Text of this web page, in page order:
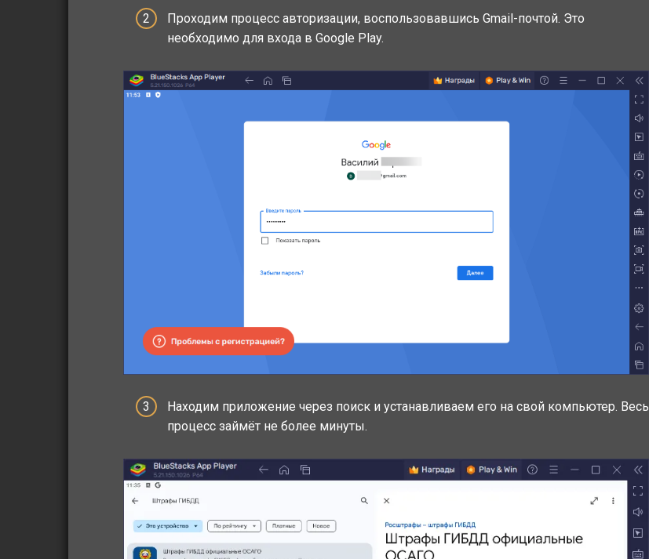
Проходим процесс авторизации, воспользовавшись Gmail-почтой. Это
необходимо для входа в Google Play.
Находим приложение через поиск и устанавливаем его на свой компьютер. Весь
процесс займёт не более минуты.